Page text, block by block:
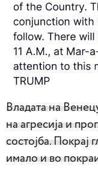
Владата на
на агресија и
состојба. Покрај
имало и во